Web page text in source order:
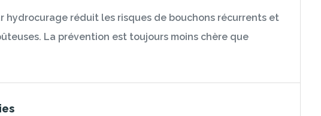
hydrocurage réduit les risques de bouchons récurrents et
La prévention est toujours moins chère que